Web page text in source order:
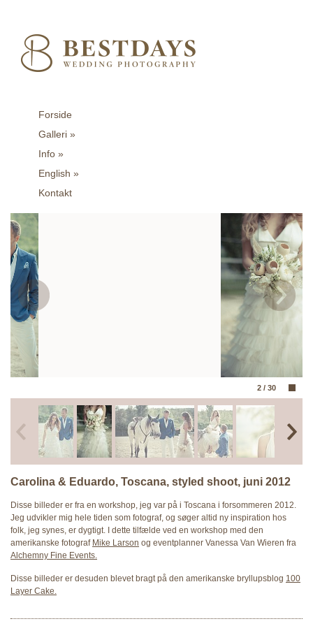
Forside
Galleri »
Info »
English »
Kontakt
2 / 30
Carolina & Eduardo, Toscana, styled shoot, juni 2012
Disse billeder er fra en workshop, jeg var på i Toscana i forsommeren 2012.
Jeg udvikler mig hele tiden som fotograf, og søger altid ny inspiration hos
folk, jeg synes, er dygtigt. I dette tilfælde ved en workshop med den
amerikanske fotograf Mike Larson og eventplanner Vanessa Van Wieren fra
Alchemny Fine Events.
Disse billeder er desuden blevet bragt på den amerikanske bryllupsblog 100
Layer Cake.